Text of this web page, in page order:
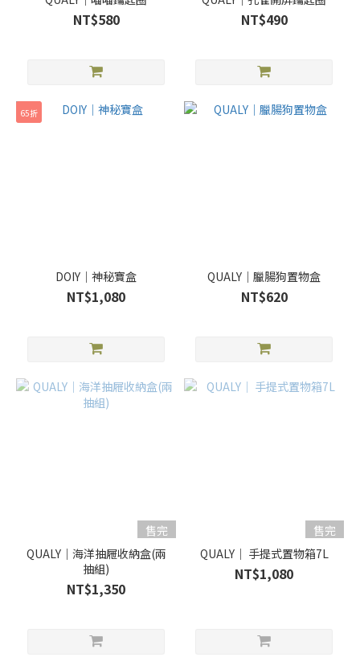
NT$580 NT$490
65折
DOIY｜神秘寶盒
NT$1,080
QUALY｜臘腸狗置物盒
NT$620
售完
QUALY｜海洋抽屜收納盒(兩
抽組)
NT$1,350
售完
QUALY｜ 手提式置物箱7L
NT$1,080